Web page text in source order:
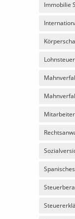
Immobilie